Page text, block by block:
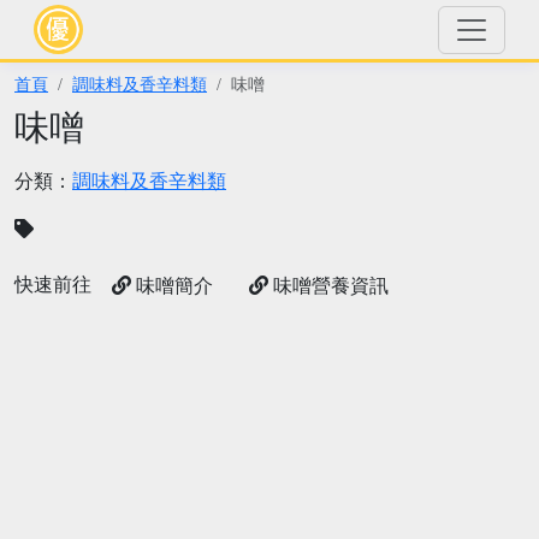
首頁 調味料及香辛料類 味噌
味噌
分類： 調味料及香辛料類
快速前往 味噌簡介 味噌營養資訊